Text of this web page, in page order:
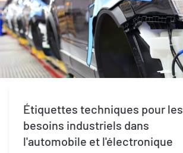
Étiquettes techniques pour les
besoins industriels dans
l'automobile et l'électronique